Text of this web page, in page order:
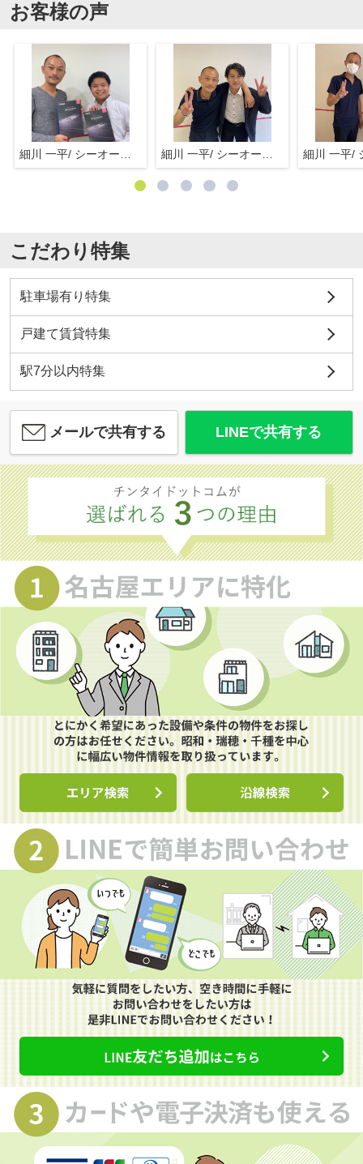
お客様の声
こだわり特集
駐車場有り特集
戸建て賃貸特集
駅7分以内特集
メールで共有する LINEで共有する